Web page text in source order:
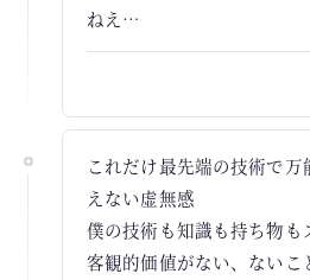
ねえ…
これだけ最先端の技術で
えない虚無感
僕の技術も知識も持ち物も
客観的価値がない、ないこ